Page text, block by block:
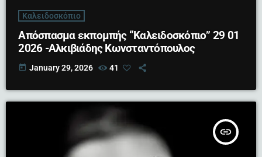
Καλειδοσκόπιο
Απόσπασμα εκπομπής “Καλειδοσκόπιο” 29 01
2026 -Αλκιβιάδης Κωνσταντόπουλος
today January 29, 2026 41
insert_link